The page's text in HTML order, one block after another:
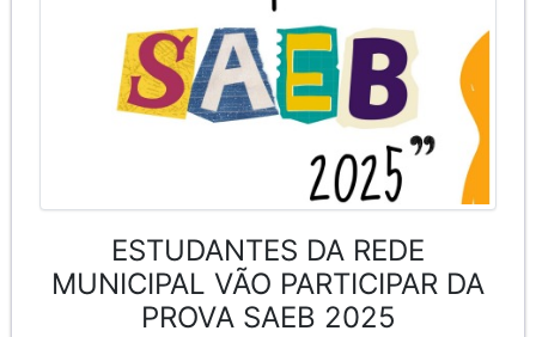
ESTUDANTES DA REDE
MUNICIPAL VÃO PARTICIPAR DA
PROVA SAEB 2025